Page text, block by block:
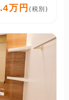
万円 (税別)